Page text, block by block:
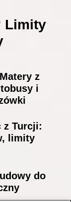
Limity
z
i
z Turcji:
limity
do